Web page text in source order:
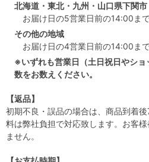
北海道・東北・九州・山口県下関市
お届け日の5営業日前の14:00ま
その他の地域
お届け日の4営業日前の14:00ま
※いずれも営業日（土日祝日やショ
数をお数えください。
【返品】
初期不良・誤品の場合は、商品到着
料は弊社負担で対応致します。お客
ません。